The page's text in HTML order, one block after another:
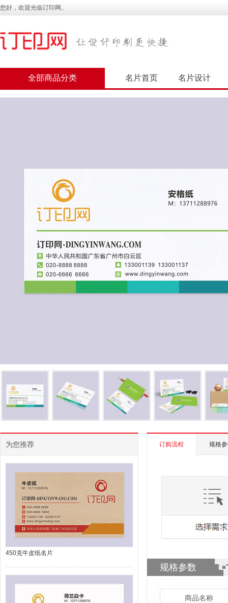
您好，欢迎光临订印网。
全部商品分类 名片首页 名片设计
为您推荐
450克牛皮纸名片
订购流程 规格
规格参数
商品名称